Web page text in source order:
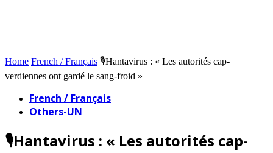
Home French / Français 🎙️Hantavirus : « Les autorités cap-
verdiennes ont gardé le sang-froid » |
French / Français
Others-UN
🎙️Hantavirus : « Les autorités cap-